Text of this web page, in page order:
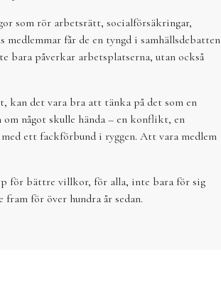
som rör arbetsrätt, socialförsäkringar,
får de en tyngd i samhällsdebatten
bara påverkar arbetsplatserna, utan också
kan det vara bra att tänka på det som en
något skulle hända – en konflikt, en
ett fackförbund i ryggen. Att vara medlem
för bättre villkor, för alla, inte bara för sig
för över hundra år sedan.